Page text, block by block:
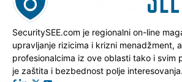
SecuritySEE.com je regionalni on-line
upravljanje rizicima i krizni menadžment,
profesionalcima iz ove oblasti tako i svim
je zaštita i bezbednost polje interesovanja.